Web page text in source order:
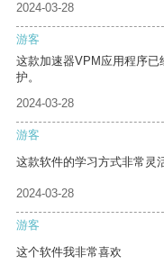
2024-03-28
游客
这款加速器VPM应用程序
护。
2024-03-28
游客
这款软件的学习方式非常灵
2024-03-28
游客
这个软件我非常喜欢